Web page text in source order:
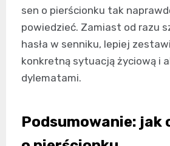
sen o pierścionku tak
powiedzieć. Zamiast od razu
hasła w senniku, lepiej
konkretną sytuacją życiową i
dylematami.
Podsumowanie: jak